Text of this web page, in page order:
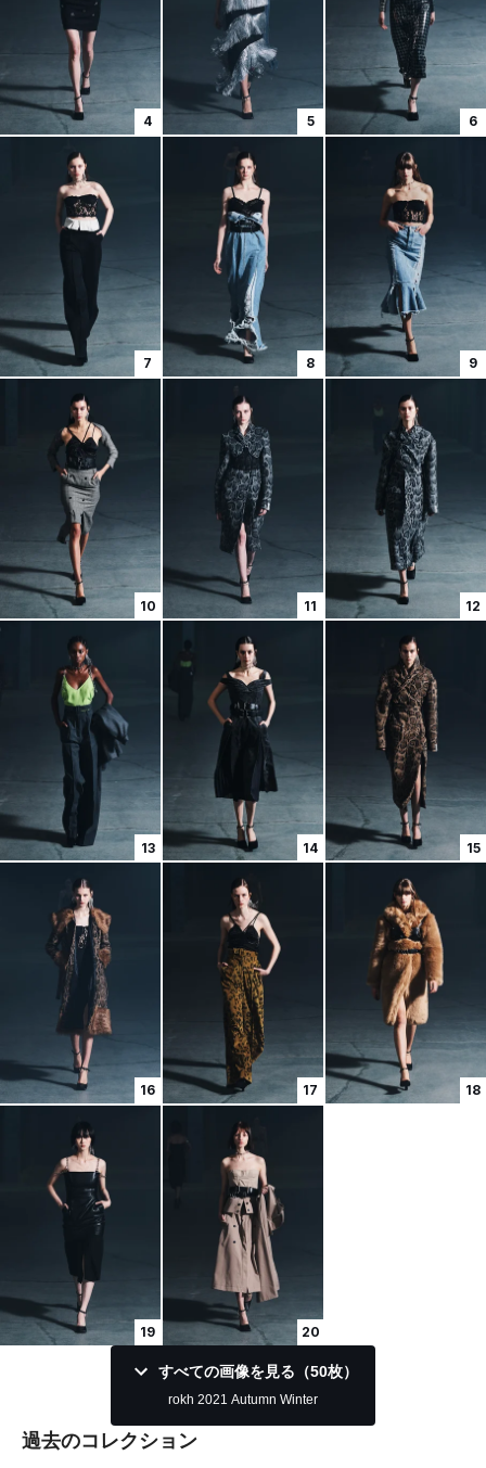
4 5 6
7 8 9
10 11 12
13 14 15
16 17 18
19 20
すべての画像を見る（50枚）
rokh 2021 Autumn Winter
過去のコレクション